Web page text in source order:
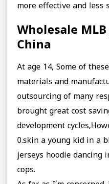
more effective and less
Wholesale
China
At age 14, Some of
materials and
outsourcing of many
brought great cost
development
0.skin a young kid in a
jerseys hoodie dancing
cops.